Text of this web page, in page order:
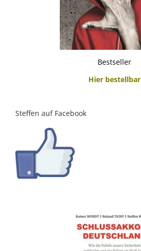
Bestseller
Hier bestellbar
Steffen auf Facebook